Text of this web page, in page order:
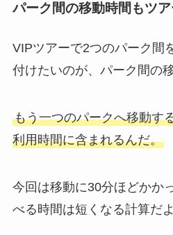
パーク間の移動時間もツ
VIPツアーで2つのパーク間
付けたいのが、パーク間の
もう一つのパークへ移動す
利用時間に含まれるんだ。
今回は移動に30分ほどかか
べる時間は短くなる計算だよ